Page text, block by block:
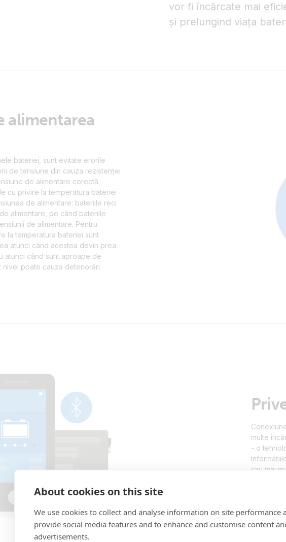
About cookies on this site
We use cookies to collect and analyse information on site performance
provide social media features and to enhance and customise content
advertisements.
vor fi încărcate mai
și prelungind viața
alimentarea
bateriei, sunt evitate erorile
de tensiune din cauza rezistenței
de alimentare corectă.
cu privire la temperatura bateriei
de alimentare: bateriile reci
alimentare, pe când bateriile
de alimentare. Pentru
la temperatura bateriei sunt
atunci când acestea devin prea
atunci când sunt aproape de
nivel poate cauza deteriorări
multe
- o
sau mai
12V,